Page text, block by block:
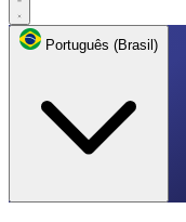
Português (Brasil)